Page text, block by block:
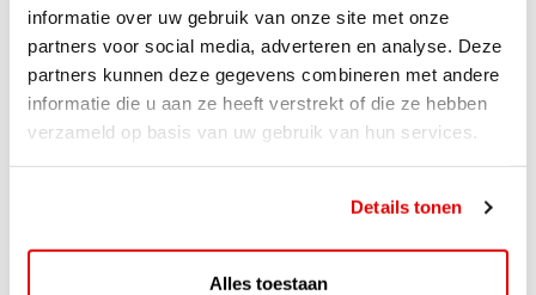
informatie over uw gebruik van onze site met onze
partners voor social media, adverteren en analyse. Deze
partners kunnen deze gegevens combineren met andere
informatie die u aan ze heeft verstrekt of die ze hebben
verzameld op basis van uw gebruik van hun services.
Details tonen
Alles toestaan